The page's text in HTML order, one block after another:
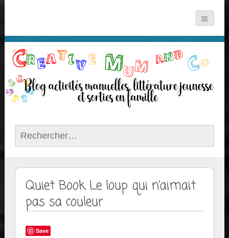
Rechercher :
Quiet Book Le loup qui n’aimait
pas sa couleur
Save